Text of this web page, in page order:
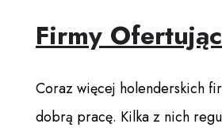
Firmy
Coraz więcej holenderskich
dobrą pracę. Kilka z nich